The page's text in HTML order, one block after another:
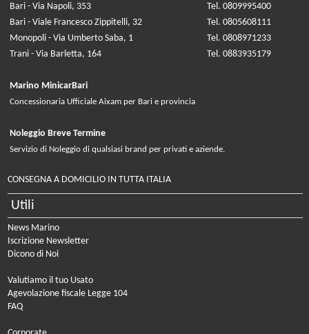
Bari - Via Napoli, 353
Tel. 0809995400
Bari - Viale Francesco Zippitelli, 32
Tel. 0805608111
Monopoli - Via Umberto Saba, 1
Tel. 0808971233
Trani - Via Barletta, 164
Tel. 0883935179
Marino MinicarBari
Concessionaria Ufficiale Aixam per Bari e provincia
Noleggio Breve Termine
Servizio di Noleggio di qualsiasi brand per privati e aziende.
CONSEGNA A DOMICILIO IN TUTTA ITALIA
Utili
News Marino
Iscrizione Newsletter
Dicono di Noi
Valutiamo il tuo Usato
Agevolazione fiscale Legge 104
FAQ